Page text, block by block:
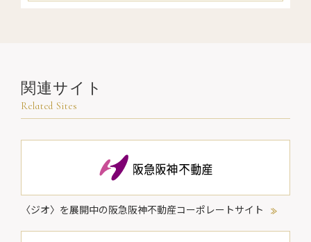
関連サイト
Related Sites
〈ジオ〉を展開中の阪急阪神不動産コーポレートサイト